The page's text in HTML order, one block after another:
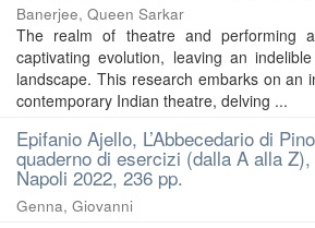
Banerjee, Queen Sarkar
The realm of theatre and performing
captivating evolution, leaving an
landscape. This research embarks on an
contemporary Indian theatre, delving ...
Epifanio Ajello, L’Abbecedario di
quaderno di esercizi (dalla A alla
Napoli 2022, 236 pp.
Genna, Giovanni